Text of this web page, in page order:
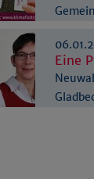
Eine